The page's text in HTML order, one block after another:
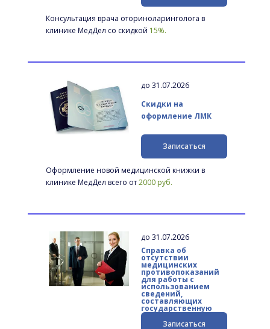
Консультация врача оториноларинголога в
клинике МедДел со скидкой 15%.
до 31.07.2026
Оформление новой медицинской книжки в
клинике МедДел всего от 2000 руб.
Скидки на
оформление ЛМК
Записаться
до 31.07.2026
Справка об
отсутствии
медицинских
противопоказаний
для работы с
использованием
сведений,
составляющих
государственную
тайну.
Записаться